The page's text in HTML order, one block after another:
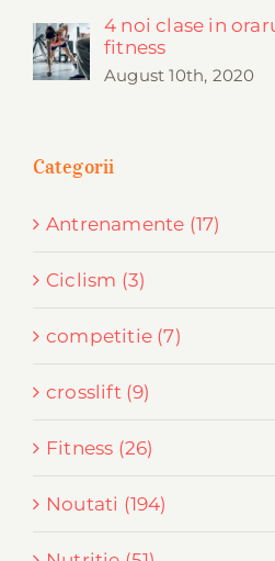
4 noi clase in
fitness
August 10th, 2020
Categorii
Antrenamente (17)
Ciclism (3)
competitie (7)
crosslift (9)
Fitness (26)
Noutati (194)